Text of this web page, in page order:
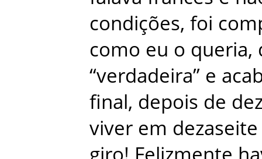
condições, foi
como eu o queria,
“verdadeira” e
final, depois de
viver em dezaseite